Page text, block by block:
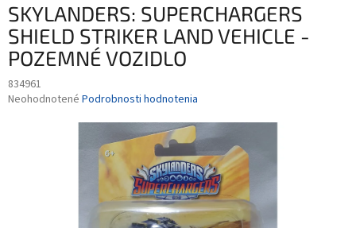
SKYLANDERS: SUPERCHARGERS
SHIELD STRIKER LAND VEHICLE -
POZEMNÉ VOZIDLO
834961
Priemerné
Neohodnotené Podrobnosti hodnotenia